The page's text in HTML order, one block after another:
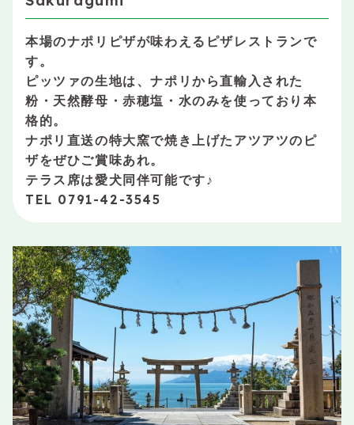
本場のナポリピザが味わえるピザレストランで
す。
ピッツァの生地は、ナポリから直輸入された
粉・天然酵母・赤穂塩・水のみを使っており本
格的。
ナポリ直送の特大窯で焼き上げたアツアツのピ
ザをぜひご賞味あれ。
テラス席は愛犬同伴可能です♪
TEL 0791-42-3545